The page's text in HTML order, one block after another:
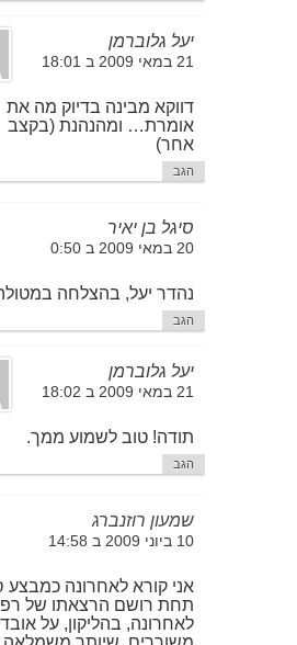
יעל גלוברמן
21 במאי 2009 ב 18:01
דווקא מבינה בדיוק מה את
אומרת… ומהנהנת (בקצב
אחר)
הגב
סיגל בן יאיר
20 במאי 2009 ב 0:50
נהדר יעל, בהצלחה
הגב
יעל גלוברמן
21 במאי 2009 ב 18:02
תודה! טוב לשמוע ממך.
הגב
שמעון רוזנברג
10 ביוני 2009 ב 14:58
אני קורא לאחרונה כמבצע
תחת רושם הרצאתו של רפי
לאחרונה, בהליקון, על